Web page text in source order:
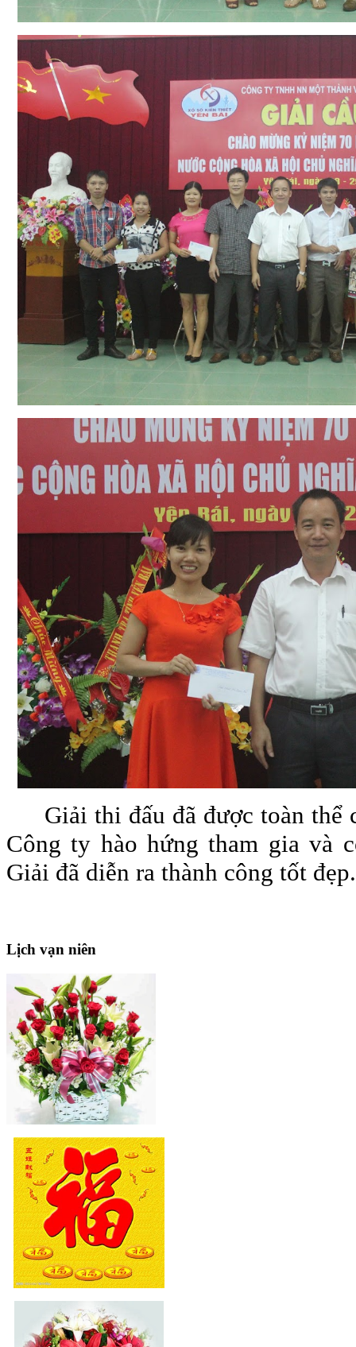
Giải thi đấu đã được toàn thể
Công ty hào hứng tham gia và
Giải đã diễn ra thành công tốt
Lịch vạn niên